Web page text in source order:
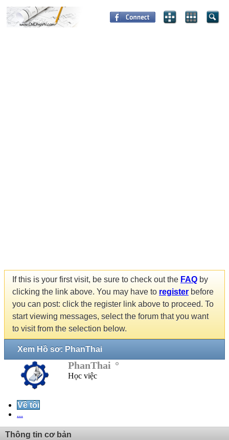
If this is your first visit, be sure to check out the FAQ by
clicking the link above. You may have to register before
you can post: click the register link above to proceed. To
start viewing messages, select the forum that you want
to visit from the selection below.
Xem Hồ sơ: PhanThai
PhanThai
Học việc
Về tôi
...
Thông tin cơ bản